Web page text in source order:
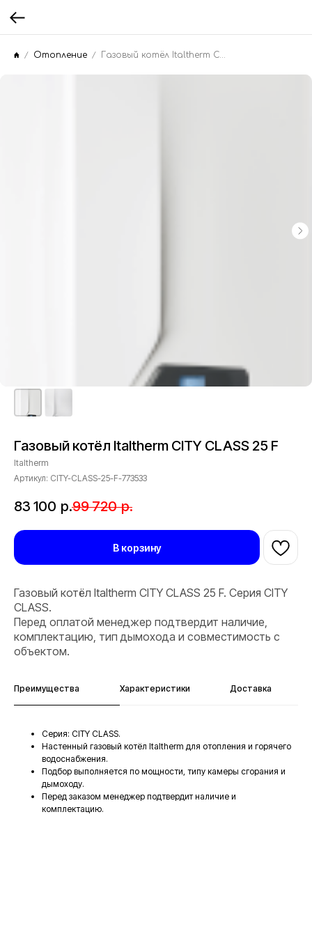
Отопление
Газовый котёл Italtherm CITY CLASS 25 F
Italtherm
Артикул: CITY-CLASS-25-F-773533
83 100 р.99 720 р.
В корзину
Газовый котёл Italtherm CITY CLASS 25 F. Серия CITY
CLASS.
Перед оплатой менеджер подтвердит наличие,
комплектацию, тип дымохода и совместимость с
объектом.
Преимущества Характеристики Доставка
Серия: CITY CLASS.
Настенный газовый котёл Italtherm для отопления и горячего
водоснабжения.
Подбор выполняется по мощности, типу камеры сгорания и
дымоходу.
Перед заказом менеджер подтвердит наличие и
комплектацию.